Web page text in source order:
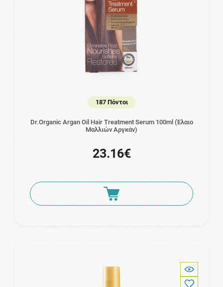
187 Πόντοι
Dr.Organic Argan Oil Hair Treatment Serum 100ml (Έλαιο
Μαλλιών Αργκάν)
23.16€